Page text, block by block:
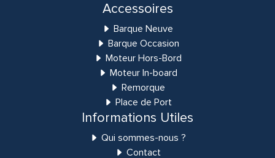
Accessoires
Barque Neuve
Barque Occasion
Moteur Hors-Bord
Moteur In-board
Remorque
Place de Port
Informations Utiles
Qui sommes-nous ?
Contact